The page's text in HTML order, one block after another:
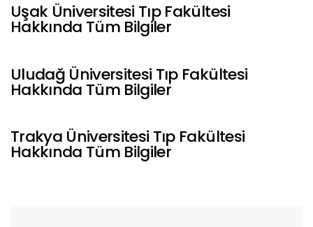
Uşak Üniversitesi Tıp Fakültesi
Hakkında Tüm Bilgiler
Uludağ Üniversitesi Tıp Fakültesi
Hakkında Tüm Bilgiler
Trakya Üniversitesi Tıp Fakültesi
Hakkında Tüm Bilgiler